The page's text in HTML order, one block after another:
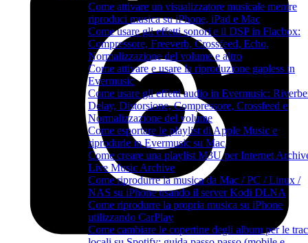
Come attivare un visualizzatore musicale mentre
riproduci musica su iPhone, iPad e Mac
Come usare gli effetti sonori e il DSP in Flacbox:
Compressore, Freeverb, Crossfeed, Echo,
Normalizzazione del volume e altro
Come attivare e usare la riproduzione gapless in
Evermusic
Come usare gli effetti audio in Evermusic:
Delay, Distorsione, Compressore, Crossfeed e
Normalizzazione del volume
Come esportare le playlist di Apple Music e
riprodurle in Evermusic su Mac
Come creare una playlist M3U per Internet
Live Music Archive
Come riprodurre la musica da Mac / PC / Linux /
NAS su iPhone usando il server Kodi DLNA
Come riprodurre la propria musica su iPhone
utilizzando CarPlay
Come cambiare le copertine degli album per le